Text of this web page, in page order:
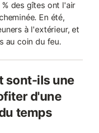
des gîtes ont l'air
En été,
à l'extérieur, et
au coin du feu.
sont-ils une
d'une
temps